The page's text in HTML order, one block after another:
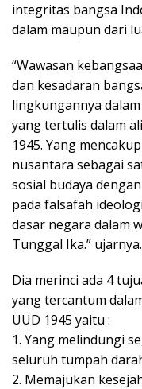
integritas bangsa
dalam maupun dari
“Wawasan
dan kesadaran
lingkungannya
yang tertulis dalam
1945. Yang
nusantara sebagai
sosial budaya
pada falsafah
dasar negara dalam
Tunggal Ika.” ujarnya.
Dia merinci ada 4
yang tercantum
UUD 1945 yaitu :
1. Yang melindungi
seluruh tumpah
2. Memajukan